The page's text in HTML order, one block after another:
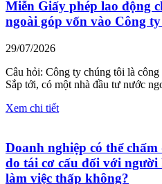
Miễn Giấy phép lao động
ngoài góp vốn vào Công
29/07/2026
Câu hỏi: Công ty chúng tôi là
Sắp tới, có một nhà đầu tư nước
Xem chi tiết
Doanh nghiệp có thể
do tái cơ cấu đối với người
làm việc thấp không?